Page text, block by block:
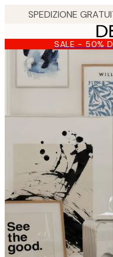
content.
SALE - 50%